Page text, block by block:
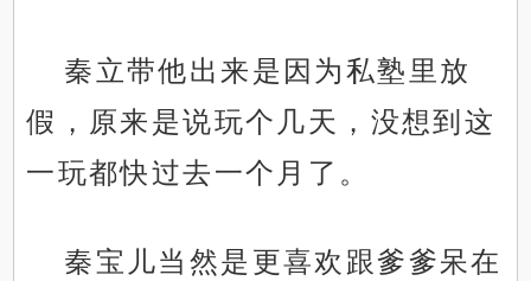
秦立带他出来是因为私塾里放
假，原来是说玩个几天，没想到这
一玩都快过去一个月了。
秦宝儿当然是更喜欢跟爹爹呆在